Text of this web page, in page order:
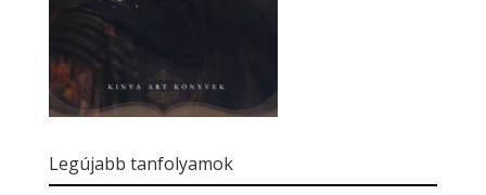
Legújabb tanfolyamok